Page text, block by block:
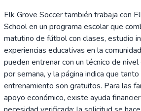
Elk Grove Soccer también trabaja con
School en un programa escolar que
matutino de fútbol con clases, estudio
experiencias educativas en la
pueden entrenar con un técnico de
por semana, y la página indica que
entrenamiento son gratuitos. Para las
apoyo económico, existe ayuda